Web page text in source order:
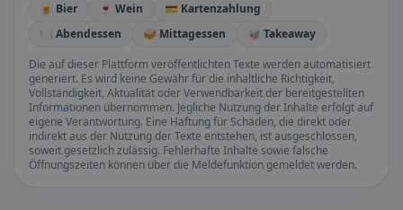
🍺 Bier 🍷 Wein
💳 Kartenzahlung
🍽️ Abendessen
🥪 Mittagessen
🥡 Takeaway
Die auf dieser Plattform veröffentlichten Texte werden automatisiert
generiert. Es wird keine Gewähr für die inhaltliche Richtigkeit,
Vollständigkeit, Aktualität oder Verwendbarkeit der bereitgestellten
Informationen übernommen. Jegliche Nutzung der Inhalte erfolgt auf
eigene Verantwortung. Eine Haftung für Schäden, die direkt oder
indirekt aus der Nutzung der Texte entstehen, ist ausgeschlossen,
soweit gesetzlich zulässig. Fehlerhafte Inhalte sowie falsche
Öffnungszeiten können über die Meldefunktion gemeldet werden.